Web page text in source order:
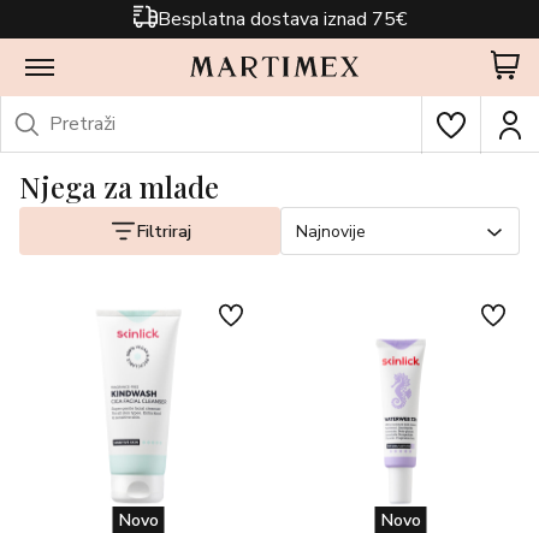
Besplatna dostava iznad 75€
Njega za mlade
Filtriraj Najnovije
Novo Novo